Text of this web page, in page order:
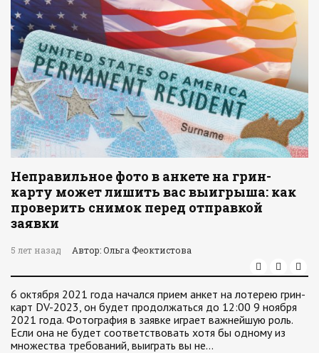
Неправильное фото в анкете на грин-
карту может лишить вас выигрыша: как
проверить снимок перед отправкой
заявки
5 лет назад Автор: Ольга Феоктистова
6 октября 2021 года начался прием анкет на лотерею грин-
карт DV-2023, он будет продолжаться до 12:00 9 ноября
2021 года. Фотография в заявке играет важнейшую роль.
Если она не будет соответствовать хотя бы одному из
множества требований, выиграть вы не…